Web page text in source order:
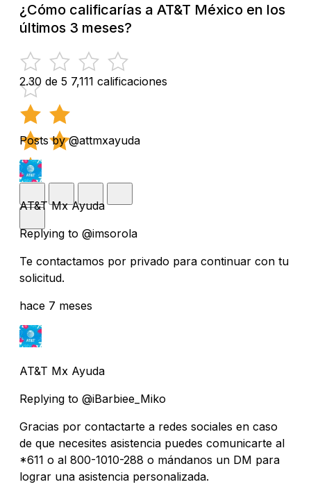
¿Cómo calificarías a AT&T México en los
últimos 3 meses?
2.30 de 5 7,111 calificaciones
Posts by @attmxayuda
AT&T Mx Ayuda
Replying to @imsorola
Te contactamos por privado para continuar con tu
solicitud.
hace 7 meses
AT&T Mx Ayuda
Replying to @iBarbiee_Miko
Gracias por contactarte a redes sociales en caso
de que necesites asistencia puedes comunicarte al
*611 o al 800-1010-288 o mándanos un DM para
lograr una asistencia personalizada.